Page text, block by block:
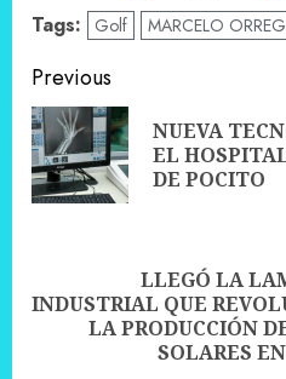
Tags: Golf MARCELO
Post
navigation
Previous
NUEVA
EL
DE POCITO
Next
LLEGÓ LA
INDUSTRIAL QUE
LA PRODUCCIÓN
SOLARES